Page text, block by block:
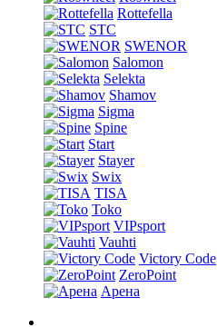
Rottefella
STC
SWENOR
Salomon
Selekta
Shamov
Sigma
Spine
Start
Stayer
Swix
TISA
Toko
VIPsport
Vauhti
Victory Code
ZeroPoint
Арена